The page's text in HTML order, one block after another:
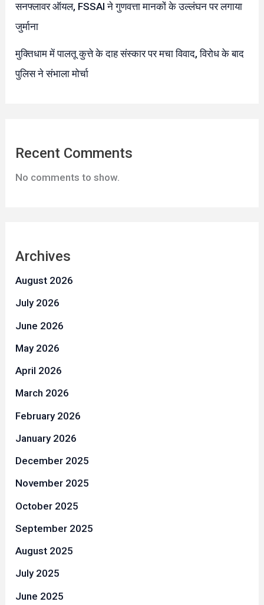
सनफ्लावर ऑयल, FSSAI ने गुणवत्ता मानकों के उल्लंघन पर लगाया
जुर्माना
मुक्तिधाम में पालतू कुत्ते के दाह संस्कार पर मचा विवाद, विरोध के बाद
पुलिस ने संभाला मोर्चा
Recent Comments
No comments to show.
Archives
August 2026
July 2026
June 2026
May 2026
April 2026
March 2026
February 2026
January 2026
December 2025
November 2025
October 2025
September 2025
August 2025
July 2025
June 2025